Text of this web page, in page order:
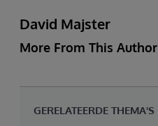
David Majster
More From This Author
GERELATEERDE THEMA'S